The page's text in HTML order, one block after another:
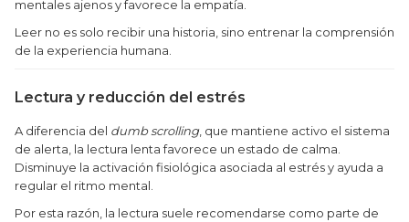
mentales ajenos y favorece la empatía.
Leer no es solo recibir una historia, sino entrenar la comprensión
de la experiencia humana.
Lectura y reducción del estrés
A diferencia del dumb scrolling, que mantiene activo el sistema
de alerta, la lectura lenta favorece un estado de calma.
Disminuye la activación fisiológica asociada al estrés y ayuda a
regular el ritmo mental.
Por esta razón, la lectura suele recomendarse como parte de